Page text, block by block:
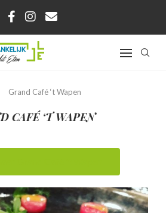
Grand Café ‘t Wapen
CAFÉ ‘T WAPEN